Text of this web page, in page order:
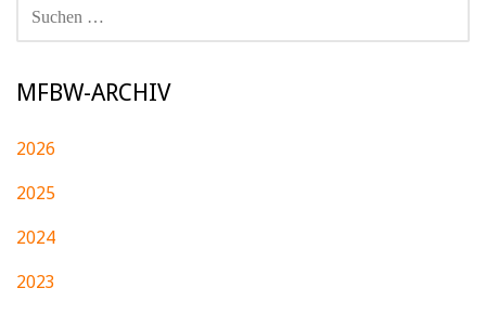
NACH:
MFBW-ARCHIV
2026
2025
2024
2023